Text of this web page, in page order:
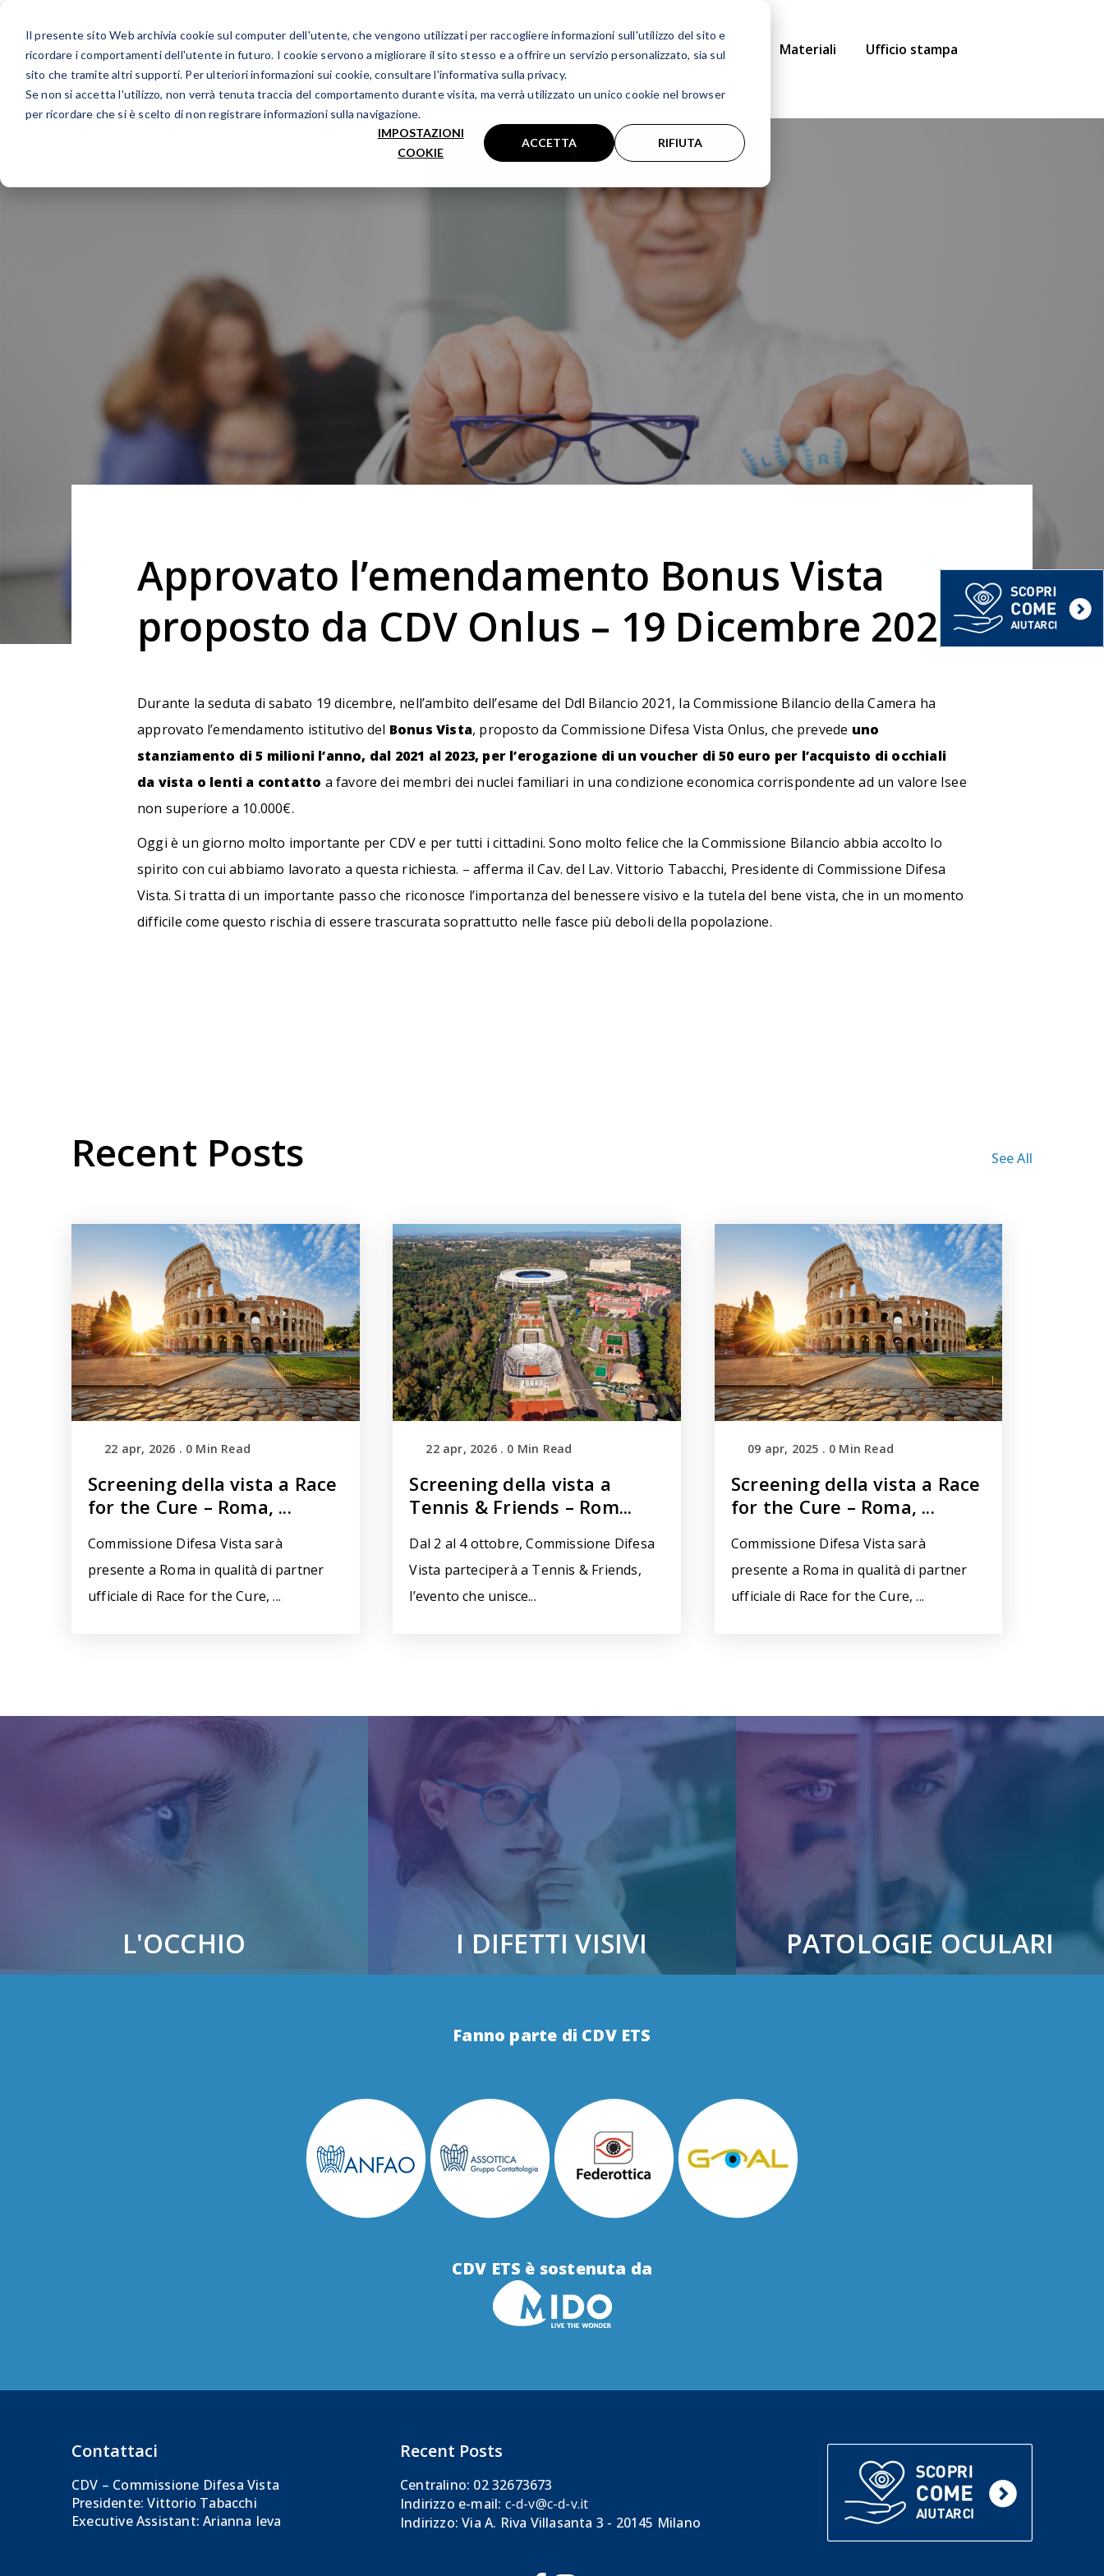
Il presente sito Web archivia cookie sul computer dell'utente, che vengono utilizzati per raccogliere informazioni sull'utilizzo del sito e
ricordare i comportamenti dell'utente in futuro. I cookie servono a migliorare il sito stesso e a offrire un servizio personalizzato, sia sul
sito che tramite altri supporti. Per ulteriori informazioni sui cookie, consultare l'informativa sulla privacy.
Se non si accetta l'utilizzo, non verrà tenuta traccia del comportamento durante visita, ma verrà utilizzato un unico cookie nel browser
per ricordare che si è scelto di non registrare informazioni sulla navigazione.
IMPOSTAZIONI
COOKIE
ACCETTA RIFIUTA
Chi siamo La vista Attività Materiali Ufficio stampa
Approvato l’emendamento Bonus Vista
proposto da CDV Onlus – 19 Dicembre 2020
Durante la seduta di sabato 19 dicembre, nell’ambito dell’esame del Ddl Bilancio 2021, la Commissione Bilancio della Camera ha
approvato l’emendamento istitutivo del Bonus Vista, proposto da Commissione Difesa Vista Onlus, che prevede uno
stanziamento di 5 milioni l’anno, dal 2021 al 2023, per l’erogazione di un voucher di 50 euro per l’acquisto di occhiali
da vista o lenti a contatto a favore dei membri dei nuclei familiari in una condizione economica corrispondente ad un valore Isee
non superiore a 10.000€.
Oggi è un giorno molto importante per CDV e per tutti i cittadini. Sono molto felice che la Commissione Bilancio abbia accolto lo
spirito con cui abbiamo lavorato a questa richiesta. – afferma il Cav. del Lav. Vittorio Tabacchi, Presidente di Commissione Difesa
Vista. Si tratta di un importante passo che riconosce l’importanza del benessere visivo e la tutela del bene vista, che in un momento
difficile come questo rischia di essere trascurata soprattutto nelle fasce più deboli della popolazione.
Recent Posts See All
22 apr, 2026 . 0 Min Read
Screening della vista a Race
for the Cure – Roma, ...
Commissione Difesa Vista sarà
presente a Roma in qualità di partner
ufficiale di Race for the Cure, ...
22 apr, 2026 . 0 Min Read
Screening della vista a
Tennis & Friends – Rom...
Dal 2 al 4 ottobre, Commissione Difesa
Vista parteciperà a Tennis & Friends,
l’evento che unisce...
09 apr, 2025 . 0 Min Read
Screening della vista a Race
for the Cure – Roma, ...
Commissione Difesa Vista sarà
presente a Roma in qualità di partner
ufficiale di Race for the Cure, ...
L'OCCHIO I DIFETTI VISIVI PATOLOGIE OCULARI
Fanno parte di CDV ETS
CDV ETS è sostenuta da
Contattaci
CDV – Commissione Difesa Vista
Presidente: Vittorio Tabacchi
Executive Assistant: Arianna Ieva
Recent Posts
Centralino: 02 32673673
Indirizzo e-mail: c-d-v@c-d-v.it
Indirizzo: Via A. Riva Villasanta 3 - 20145 Milano